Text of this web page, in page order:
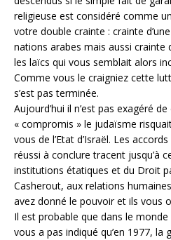
religieuse est considéré comme
votre double crainte : crainte
nations arabes mais aussi crainte
les laïcs qui vous semblait alors
Comme vous le craigniez cette
s’est pas terminée.
Aujourd’hui il n’est pas exagéré
« compromis » le judaïsme
vous de l’Etat d’Israël. Les
réussi à conclure tracent jusqu’à
institutions étatiques et du Droit
Casherout, aux relations
avez donné le pouvoir et ils vous
Il est probable que dans le
vous a pas indiqué qu’en 1977, la